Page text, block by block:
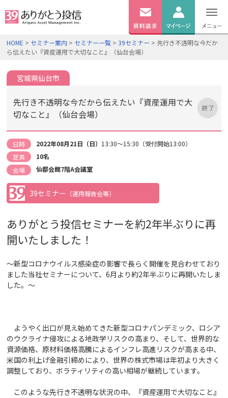
無料
資料
請求
ログイン
HOME > セミナー案内 > セミナー一覧 >39セミナー > 先行き不透明な今だか
ら伝えたい『資産運用で大切なこと』（仙台会場）
宮城県仙台市
先行き不透明な今だから伝えたい『資産運用で大
切なこと』（仙台会場）
日時 2022年08月21日（日） 13:30～15:30（受付開始13:00）
定員
10名
会場
仙都会館7階A会議室
39セミナー （運用報告会等）
ありがとう投信セミナーを約2年半ぶりに再
開いたしました！
～新型コロナウイルス感染症の影響で長らく開催を見合わせており
ました当社セミナーについて、6月より約2年半ぶりに再開いたしま
した。～
ようやく出口が見え始めてきた新型コロナパンデミック、ロシア
のウクライナ侵攻による地政学リスクの高まり、そして、世界的な
資源価格、原材料価格高騰によるインフレ高進リスクが高まる中、
米国の利上げ金融引締めにより、世界の株式市場は年初より大きく
調整しており、ボラティリティの高い相場が継続しています。
このような先行き不透明な状況の中、『資産運用で大切なこと』